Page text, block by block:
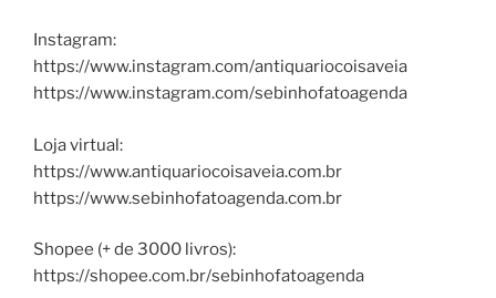
Instagram:
https://www.instagram.com/antiquariocoisaveia
https://www.instagram.com/sebinhofatoagenda
Loja virtual:
https://www.antiquariocoisaveia.com.br
https://www.sebinhofatoagenda.com.br
Shopee (+ de 3000 livros):
https://shopee.com.br/sebinhofatoagenda